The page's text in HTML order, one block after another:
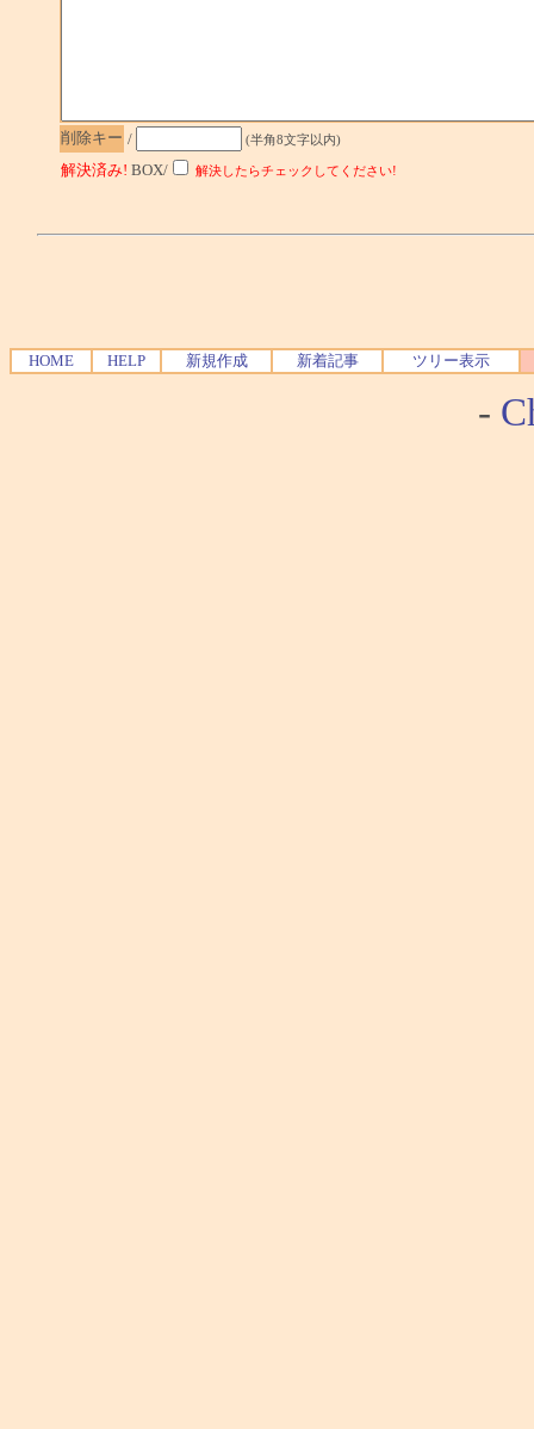
削除キー / (半角8文字以内)
解決済み! BOX/ 解決したらチェックしてください!
HOME HELP 新規作成 新着記事 ツリー表示
-